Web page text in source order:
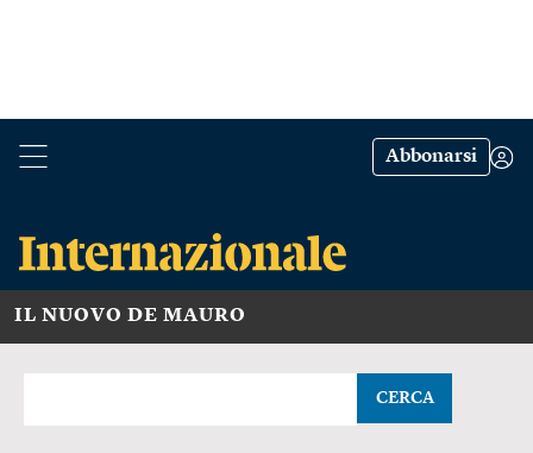
Abbonarsi
IL NUOVO DE MAURO
CERCA